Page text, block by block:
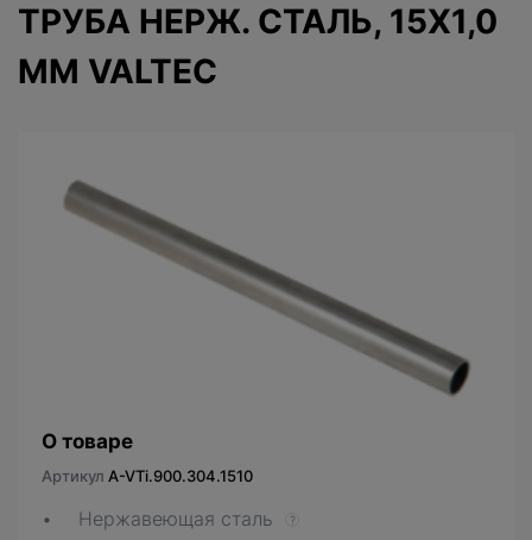
ТРУБА НЕРЖ. СТАЛЬ, 15Х1,0
ММ VALTEC
О товаре
Артикул A-VTi.900.304.1510
Нержавеющая сталь ?